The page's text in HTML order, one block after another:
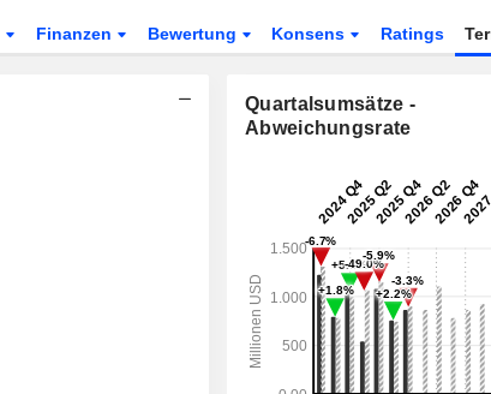
Finanzen Bewertung Konsens Ratings
Quartalsumsätze -
Abweichungsrate